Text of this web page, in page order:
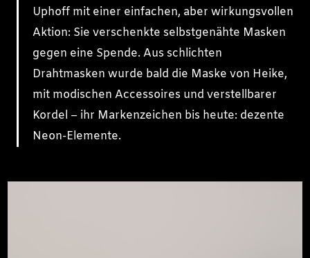
Uphoff mit einer einfachen, aber wirkungsvollen
Aktion: Sie verschenkte selbstgenähte Masken
gegen eine Spende. Aus schlichten
Drahtmasken wurde bald die Maske von Heike,
mit modischen Accessoires und verstellbarer
Kordel – ihr Markenzeichen bis heute: dezente
Neon-Elemente.